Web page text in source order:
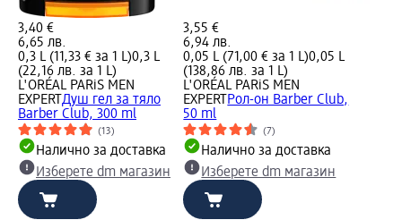
3,40 €
6,65 лв.
0,3 L (11,33 € за 1 L)0,3 L
(22,16 лв. за 1 L)
L'ORÉAL PARiS MEN
EXPERTДуш гел за тяло
Barber Club, 300 ml
(13)
Налично за доставка
Изберете dm магазин
3,55 €
6,94 лв.
0,05 L (71,00 € за 1 L)0,05 L
(138,86 лв. за 1 L)
L'ORÉAL PARiS MEN
EXPERT Рол-он Barber Club,
50 ml
(7)
Налично за доставка
Изберете dm магазин